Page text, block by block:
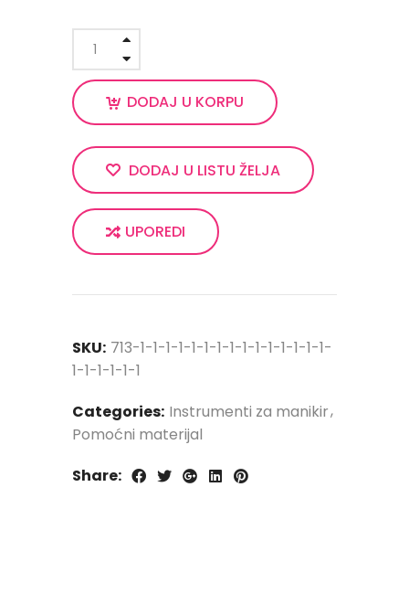
DODAJ U KORPU
DODAJ U LISTU ŽELJA
UPOREDI
SKU: 713-1-1-1-1-1-1-1-1-1-1-1-1-1-1-1-
1-1-1-1-1-1
Categories: Instrumenti za manikir
Pomoćni materijal
Share: